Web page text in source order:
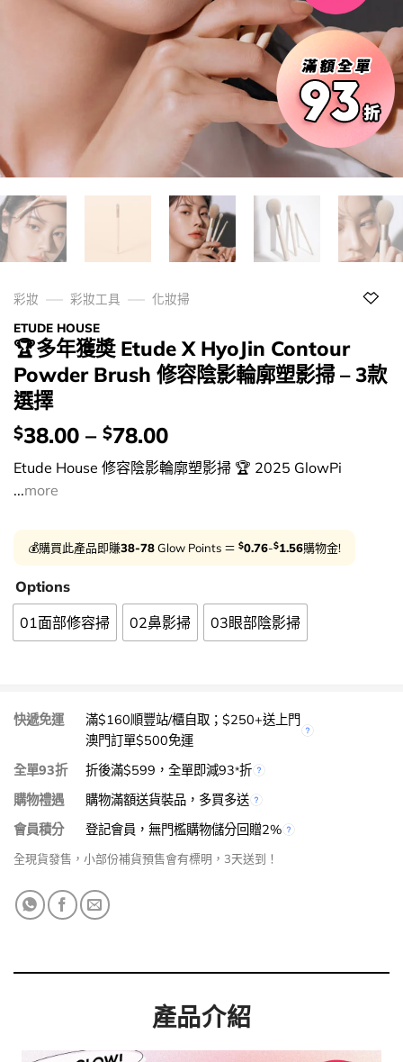
彩妝 彩妝工具
化妝掃
ETUDE HOUSE
🏆多年獲奬 Etude X HyoJin Contour
Powder Brush 修容陰影輪廓塑影掃 – 3款
選擇
價
錢：
$38.00 – $78.00
Etude House 修容陰影輪廓塑影掃 🏆 2025 GlowPi
...more
💰購買此產品即賺38-78Glow Points ＝ $0.76-$1.56購物金!
Options
01面部修容掃 02鼻影掃 03眼部陰影掃
快遞免運
滿$160順豐站/櫃自取；$250+送上門
澳門訂單$500免運
全單93折
折後滿$599，全單即減93*折
購物禮遇
購物滿額送貨裝品，多買多送
會員積分
登記會員，無門檻購物儲分回贈2%
全現貨發售，小部份補貨預售會有標明，3天送到！
產品介紹